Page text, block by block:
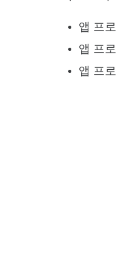
앱 프
앱 프
앱 프